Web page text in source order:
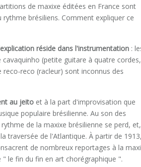
de maxixe éditées en France sont
brésiliens. Comment expliquer ce
réside dans l'instrumentation :
(petite guitare à quatre cordes,
reco (racleur) sont inconnus des
au jeito et à la part d'improvisation que
populaire brésilienne. Au son des
de la maxixe brésilienne se perd,
traversée de l'Atlantique. À partir de
de nombreux reportages à la
le fin du fin en art chorégraphique ".